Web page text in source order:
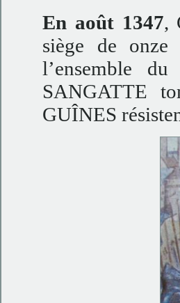
En août 1347,
siège de onze
l’ensemble
SANGATTE
GUÎNES